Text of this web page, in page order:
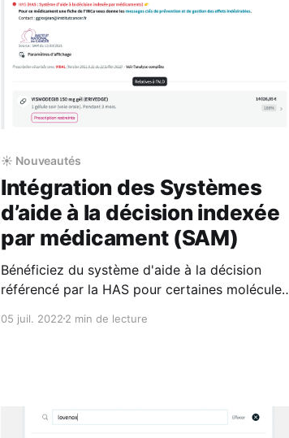
☀️ Nouveautés
Intégration des Systèmes
d’aide à la décision indexée
par médicament (SAM)
Bénéficiez du système d'aide à la décision
référencé par la HAS pour certaines molécules
de sécurisation de votre prescription, et
05 juil. 20222 min de lecture